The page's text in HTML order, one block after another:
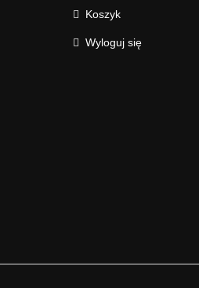
Koszyk
Wyloguj się